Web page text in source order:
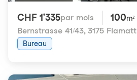
CHF 1'335par mois 100m²
Bernstrasse 41/43, 3175 Flamatt
Bureau